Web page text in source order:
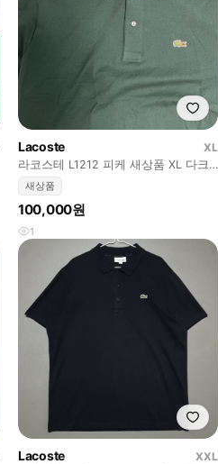
Lacoste
XL
라코스테 L1212 피케 새상품 XL 다크
그린 폴로 데드스탁
새상품
100,000원
1
Lacoste
XXL